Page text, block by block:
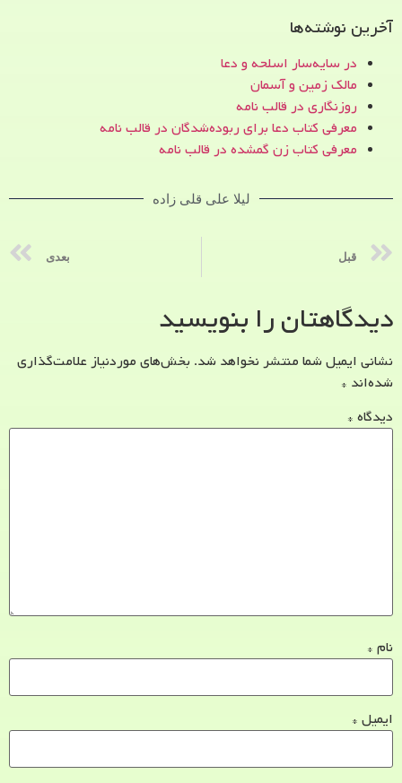
آخرین نوشته‌ها
در سایه‌سار اسلحه و دعا
مالک زمین و آسمان
روزنگاری در قالب نامه
معرفی کتاب دعا برای ربوده‌شدگان در قالب نامه
معرفی کتاب زن‌ گمشده در قالب نامه
لیلا علی قلی زاده
قبل بعدی
دیدگاهتان را بنویسید
نشانی ایمیل شما منتشر نخواهد شد. بخش‌های موردنیاز علامت‌گذاری
شده‌اند *
دیدگاه *
نام *
ایمیل *